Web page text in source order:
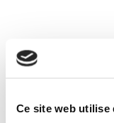
Ce site web utilise
Les